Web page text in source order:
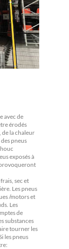
avec de
érodés
la chaleur
pneus
exposés à
provoqueront
sec et
Les pneus
/motors et
Les
de
substances
tourner les
les pneus